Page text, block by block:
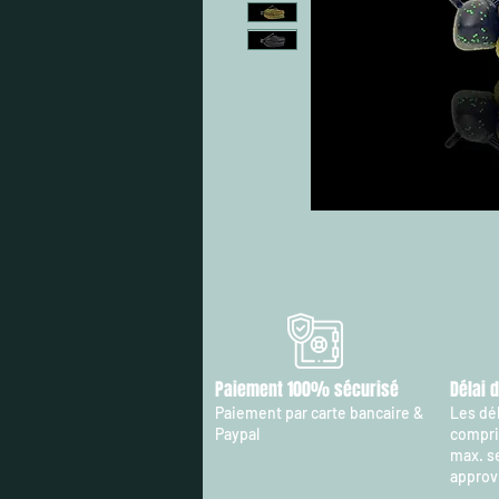
Paiement 100% sécurisé
Paiement par carte bancaire &
Paypal
Délai
Les
max.